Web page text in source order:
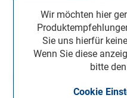
Wir möchten hier
Sie uns hierfür
Wenn Sie diese
bitte
Cookie